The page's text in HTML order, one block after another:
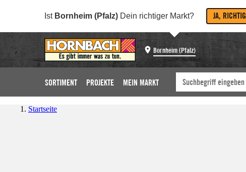
Ist Bornheim (Pfalz) Dein richtiger Markt? JA, RICHTIG
Bornheim (Pfalz)
SORTIMENT PROJEKTE MEIN MARKT
Startseite